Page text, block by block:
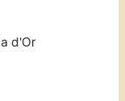
d'Or